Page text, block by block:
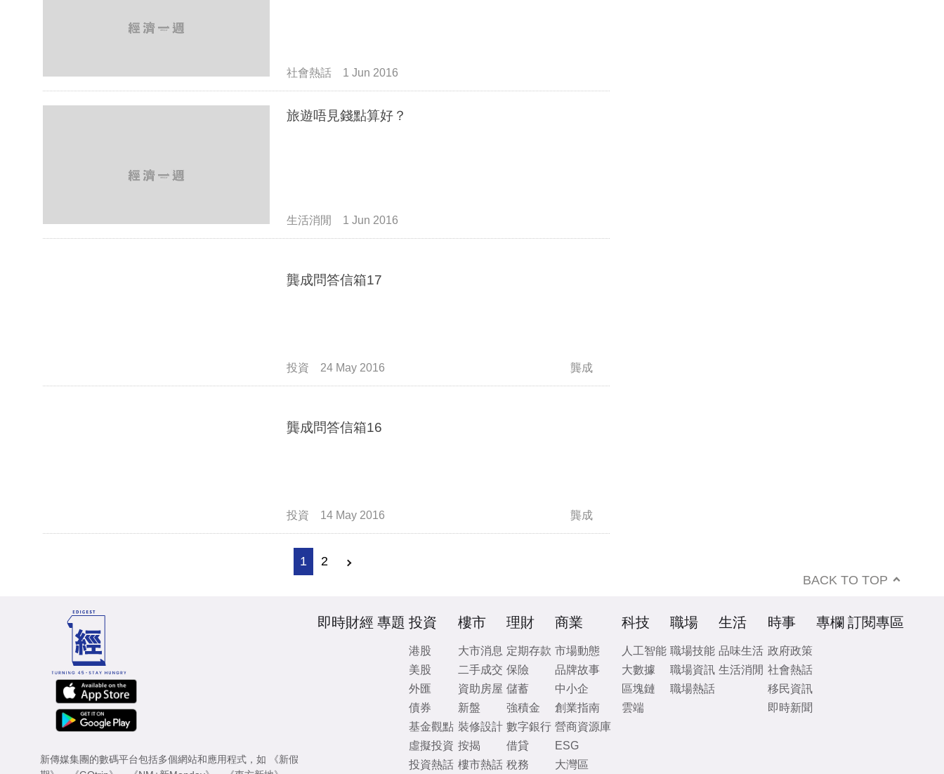
社會熱話 1 Jun 2016
旅遊唔見錢點算好？
生活消閒 1 Jun 2016
龔成問答信箱17
投資 24 May 2016 龔成
龔成問答信箱16
投資 14 May 2016 龔成
1 2
BACK TO TOP
新傳媒集團的數碼平台包括多個網站和應用程式，如
《新假
即時財經 專題 投資
港股
美股
外匯
債券
基金觀點
虛擬投資
投資熱話
樓市
大市消息
二手成交
資助房屋
新盤
裝修設計
按揭
樓市熱話
理財
定期存款
保險
儲蓄
強積金
數字銀行
借貸
稅務
商業
市場動態
品牌故事
中小企
創業指南
營商資源庫
ESG
大灣區
科技
人工智能
大數據
區塊鏈
雲端
職場
職場技能
職場資訊
職場熱話
生活
品味生活
生活消閒
時事
政府政策
社會熱話
移民資訊
即時新聞
專欄 訂閱專區